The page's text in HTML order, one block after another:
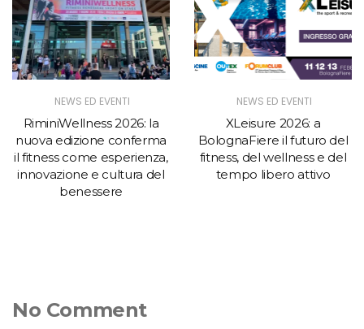
NEWS ED EVENTI
RiminiWellness 2026: la
nuova edizione conferma
il fitness come esperienza,
innovazione e cultura del
benessere
NEWS ED EVENTI
XLeisure 2026: a
BolognaFiere il futuro del
fitness, del wellness e del
tempo libero attivo
No Comment